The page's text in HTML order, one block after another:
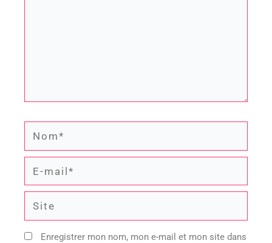
mail*
Enregistrer mon nom, mon e-mail et mon site dans